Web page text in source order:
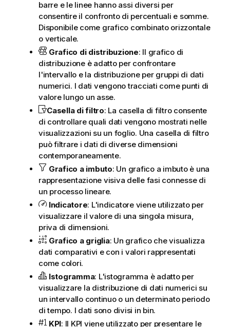
barre e le linee hanno assi diversi per
consentire il confronto di percentuali e somme.
Disponibile come grafico combinato orizzontale
o verticale.
Grafico di distribuzione: Il grafico di
distribuzione è adatto per confrontare
l'intervallo e la distribuzione per gruppi di dati
numerici. I dati vengono tracciati come punti di
valore lungo un asse.
Casella di filtro: La casella di filtro consente
di controllare quali dati vengono mostrati nelle
visualizzazioni su un foglio. Una casella di filtro
può filtrare i dati di diverse dimensioni
contemporaneamente.
Grafico a imbuto: Un grafico a imbuto è una
rappresentazione visiva delle fasi connesse di
un processo lineare.
Indicatore: L'indicatore viene utilizzato per
visualizzare il valore di una singola misura,
priva di dimensioni.
Grafico a griglia: Un grafico che visualizza
dati comparativi e con i valori rappresentati
come colori.
Istogramma: L'istogramma è adatto per
visualizzare la distribuzione di dati numerici su
un intervallo continuo o un determinato periodo
di tempo. I dati sono divisi in bin.
KPI: Il KPI viene utilizzato per presentare le